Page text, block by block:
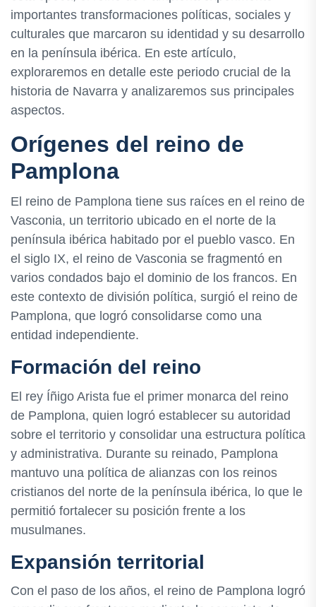
importantes transformaciones políticas, sociales y
culturales que marcaron su identidad y su desarrollo
en la península ibérica. En este artículo,
exploraremos en detalle este periodo crucial de la
historia de Navarra y analizaremos sus principales
aspectos.
Orígenes del reino de
Pamplona
El reino de Pamplona tiene sus raíces en el reino de
Vasconia, un territorio ubicado en el norte de la
península ibérica habitado por el pueblo vasco. En
el siglo IX, el reino de Vasconia se fragmentó en
varios condados bajo el dominio de los francos. En
este contexto de división política, surgió el reino de
Pamplona, que logró consolidarse como una
entidad independiente.
Formación del reino
El rey Íñigo Arista fue el primer monarca del reino
de Pamplona, quien logró establecer su autoridad
sobre el territorio y consolidar una estructura política
y administrativa. Durante su reinado, Pamplona
mantuvo una política de alianzas con los reinos
cristianos del norte de la península ibérica, lo que le
permitió fortalecer su posición frente a los
musulmanes.
Expansión territorial
Con el paso de los años, el reino de Pamplona logró